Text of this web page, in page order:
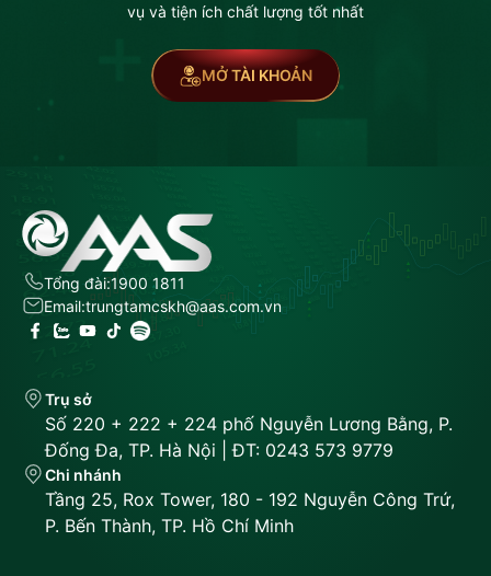
vụ và tiện ích chất lượng tốt nhất
MỞ TÀI KHOẢN
Tổng đài:1900 1811
Email:trungtamcskh@aas.com.vn
Trụ sở
Số 220 + 222 + 224 phố Nguyễn Lương Bằng, P.
Đống Đa, TP. Hà Nội | ĐT: 0243 573 9779
Chi nhánh
Tầng 25, Rox Tower, 180 - 192 Nguyễn Công Trứ,
P. Bến Thành, TP. Hồ Chí Minh